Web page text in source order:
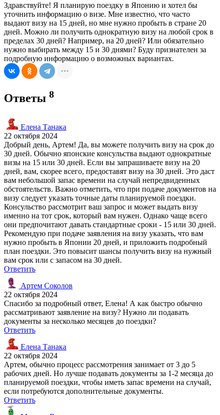
Здравствуйте! Я планирую поездку в Японию и хотел бы
уточнить информацию о визе. Мне известно, что часто
выдают визу на 15 дней, но мне нужно пробыть в стране 20
дней. Можно ли получить однократную визу на любой срок в
пределах 30 дней? Например, на 20 дней? Или обязательно
нужно выбирать между 15 и 30 днями? Буду признателен за
подробную информацию о возможных вариантах.
Ответы 8
Елена Танака
22 октября 2024
Добрый день, Артем! Да, вы можете получить визу на срок до
30 дней. Обычно японские консульства выдают однократные
визы на 15 или 30 дней. Если вы запрашиваете визу на 20
дней, вам, скорее всего, предоставят визу на 30 дней. Это даст
вам небольшой запас времени на случай непредвиденных
обстоятельств. Важно отметить, что при подаче документов на
визу следует указать точные даты планируемой поездки.
Консульство рассмотрит ваш запрос и может выдать визу
именно на тот срок, который вам нужен. Однако чаще всего
они предпочитают давать стандартные сроки - 15 или 30 дней.
Рекомендую при подаче заявления на визу указать, что вам
нужно пробыть в Японии 20 дней, и приложить подробный
план поездки. Это повысит шансы получить визу на нужный
вам срок или с запасом на 30 дней.
Ответить
Артем Соколов
22 октября 2024
Спасибо за подробный ответ, Елена! А как быстро обычно
рассматривают заявление на визу? Нужно ли подавать
документы за несколько месяцев до поездки?
Ответить
Елена Танака
22 октября 2024
Артем, обычно процесс рассмотрения занимает от 3 до 5
рабочих дней. Но лучше подавать документы за 1-2 месяца до
планируемой поездки, чтобы иметь запас времени на случай,
если потребуются дополнительные документы.
Ответить